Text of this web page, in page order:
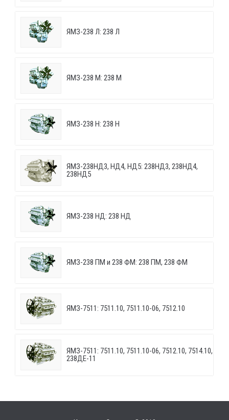
ЯМЗ-238 Л: 238 Л
ЯМЗ-238 М: 238 М
ЯМЗ-238 Н: 238 Н
ЯМЗ-238НД3, НД4, НД5: 238НД3, 238НД4,
238НД5
ЯМЗ-238 НД: 238 НД
ЯМЗ-238 ПМ и 238 ФМ: 238 ПМ, 238 ФМ
ЯМЗ-7511: 7511.10, 7511.10-06, 7512.10
ЯМЗ-7511: 7511.10, 7511.10-06, 7512.10, 7514.10,
238ДЕ-11